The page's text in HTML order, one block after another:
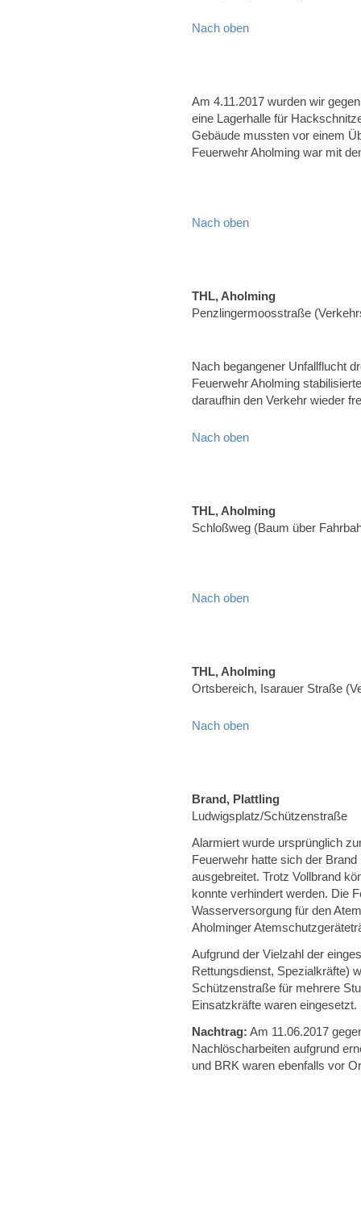
Nach oben
Am 4.11.2017 wurden wir
eine Lagerhalle für
Gebäude mussten vor einem
Feuerwehr Aholming war mit
Nach oben
THL, Aholming
Penzlingermoosstraße
Nach begangener Unfallflucht
Feuerwehr Aholming
daraufhin den Verkehr wieder
Nach oben
THL, Aholming
Schloßweg (Baum über
Nach oben
THL, Aholming
Ortsbereich, Isarauer Straße
Nach oben
Brand, Plattling
Ludwigsplatz/Schützenstraße
Alarmiert wurde ursprünglich
Feuerwehr hatte sich der
ausgebreitet. Trotz Vollbrand
konnte verhindert werden. Die
Wasserversorgung für den
Aholminger
Aufgrund der Vielzahl der
Rettungsdienst, Spezialkräfte)
Schützenstraße für mehrere
Einsatzkräfte waren eingesetzt.
Nachtrag: Am 11.06.2017
Nachlöscharbeiten aufgrund
und BRK waren ebenfalls vor